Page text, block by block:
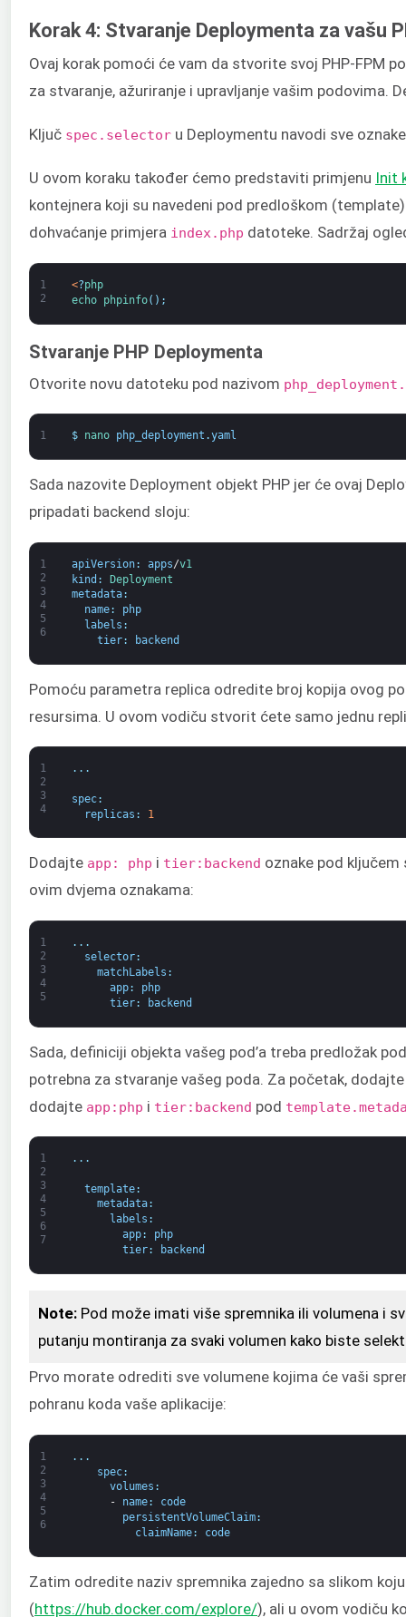
Korak 4: Stvaranje Deploymenta za vašu
Ovaj korak pomoći će vam da stvorite svoj PHP-FPM
za stvaranje, ažuriranje i upravljanje vašim podovima.
Ključ spec.selector u Deploymentu navodi sve
U ovom koraku također ćemo predstaviti primjenu Init
kontejnera koji su navedeni pod predloškom
dohvaćanje primjera index.php datoteke. Sadržaj
1
2
<?php
echo phpinfo( ) ;
Stvaranje PHP Deploymenta
Otvorite novu datoteku pod nazivom
1 $ nano php_deployment .yaml
Sada nazovite Deployment objekt PHP jer će ovaj
pripadati backend sloju:
1
2
3
4
5
6
apiVersion: apps/v1
kind :
Deployment
metadata:
name:
php
labels :
tier: backend
Pomoću parametra replica odredite broj kopija ovog
resursima. U ovom vodiču stvorit ćete samo jednu
1
2
3
4
. . .
spec:
replicas : 1
Dodajte app: php i tier:backend oznake pod
ovim dvjema oznakama:
1
2
3
4
5
. . .
selector:
matchLabels :
app:
php
tier: backend
Sada, definiciji objekta vašeg pod’a treba predložak
potrebna za stvaranje vašeg poda. Za početak,
dodajte app:php i tier:backend pod
1
2
3
4
5
6
7
. . .
template:
metadata:
labels :
app:
php
tier: backend
Note: Pod može imati više spremnika ili volumena i
putanju montiranja za svaki volumen kako biste
Prvo morate odrediti sve volumene kojima će vaši
pohranu koda vaše aplikacije:
1
2
3
4
5
6
. . .
spec:
volumes :
-
name:
code
persistentVolumeClaim:
claimName: code
Zatim odredite naziv spremnika zajedno sa slikom
(https://hub.docker.com/explore/), ali u ovom vodiču